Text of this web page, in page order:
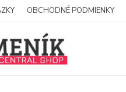
OBCHODNÉ PODMIENKY